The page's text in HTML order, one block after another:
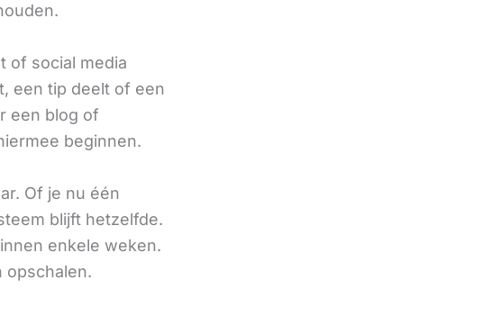
of social media
een tip deelt of een
een blog of
beginnen.
Of je nu één
blijft hetzelfde.
enkele weken.
opschalen.